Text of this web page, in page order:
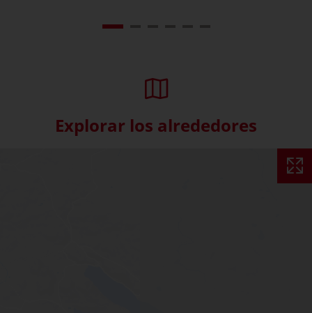
Explorar los alrededores
Skip interactive map (Not